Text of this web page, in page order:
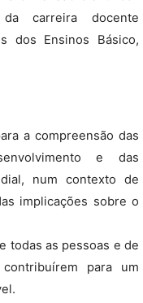
carreira docente
dos Ensinos Básico,
a compreensão das
e das
num contexto de
implicações sobre o
todas as pessoas e de
para um